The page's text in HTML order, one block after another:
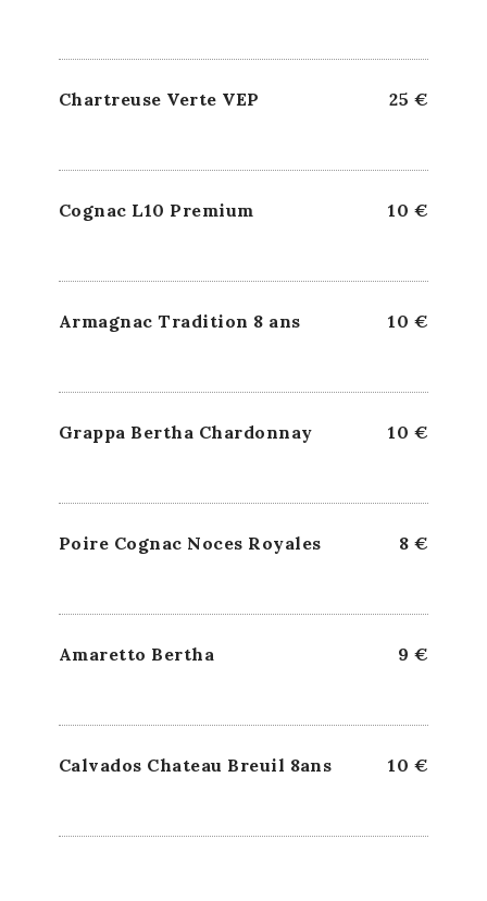
Chartreuse Verte VEP 25 €
Cognac L10 Premium 10 €
Armagnac Tradition 8 ans 10 €
Grappa Bertha Chardonnay 10 €
Poire Cognac Noces Royales 8 €
Amaretto Bertha 9 €
Calvados Chateau Breuil 8ans 10 €